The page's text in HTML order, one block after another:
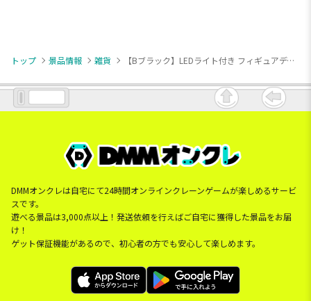
トップ 景品情報 雑貨 【Bブラック】LEDライト付き フィギュアディスプレイコンテナBOX3
DMMオンクレは自宅にて24時間オンラインクレーンゲームが楽しめるサービ
スです。
遊べる景品は3,000点以上！発送依頼を行えばご自宅に獲得した景品をお届
け！
ゲット保証機能があるので、初心者の方でも安心して楽しめます。